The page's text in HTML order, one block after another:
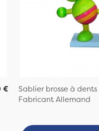
€
Sablier brosse à
Fabricant Allemand